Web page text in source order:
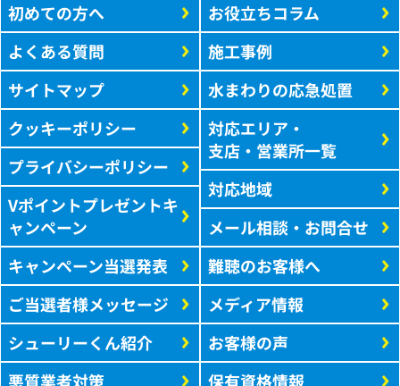
初めての方へ
よくある質問
サイトマップ
クッキーポリシー
プライバシーポリシー
Vポイントプレゼントキ
ャンペーン
キャンペーン当選発表
ご当選者様メッセージ
シューリーくん紹介
悪質業者対策
お役立ちコラム
施工事例
水まわりの応急処置
対応エリア・
支店・営業所一覧
対応地域
メール相談・お問合せ
難聴のお客様へ
メディア情報
お客様の声
保有資格情報